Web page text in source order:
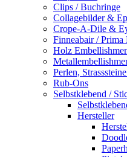
Clips / Buchringe
Collagebilder &
Crope-A-Dile &
Finneabair / Prima
Holz
Perlen,
Rub-Ons
Selbstklebend /
Hersteller